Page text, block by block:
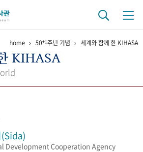
역대 기관장
보는 연구 역사
home 50+1주년 기념 세계와 함께 한 KIHASA
KIHASA
Development Cooperation Agency